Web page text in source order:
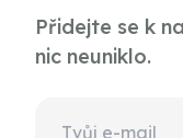
Přidejte se k
nic neuniklo.